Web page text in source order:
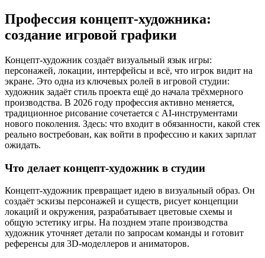
Профессия концепт-художника:
создание игровой графики
Концепт-художник создаёт визуальный язык игры:
персонажей, локации, интерфейсы и всё, что игрок видит на
экране. Это одна из ключевых ролей в игровой студии:
художник задаёт стиль проекта ещё до начала трёхмерного
производства. В 2026 году профессия активно меняется,
традиционное рисование сочетается с AI-инструментами
нового поколения. Здесь: что входит в обязанности, какой стек
реально востребован, как войти в профессию и каких зарплат
ожидать.
Что делает концепт-художник в студии
Концепт-художник превращает идею в визуальный образ. Он
создаёт эскизы персонажей и существ, рисует концепции
локаций и окружения, разрабатывает цветовые схемы и
общую эстетику игры. На позднем этапе производства
художник уточняет детали по запросам команды и готовит
референсы для 3D-моделлеров и аниматоров.